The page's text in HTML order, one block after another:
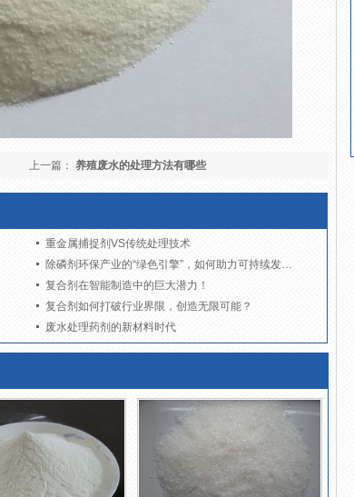
上一篇： 养殖废水的处理方法有哪些
重金属捕捉剂VS传统处理技术
除磷剂环保产业的“绿色引擎”，如何助力可持续发展？
复合剂在智能制造中的巨大潜力！
复合剂如何打破行业界限，创造无限可能？
废水处理药剂的新材料时代